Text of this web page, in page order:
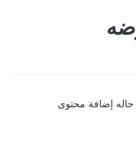
حاله إضافة محتوى